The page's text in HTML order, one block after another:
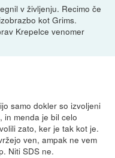
v življenju. Recimo če
kot Grims.
Krepelce venomer
samo dokler so izvoljeni
in menda je bil celo
zato, ker je tak kot je.
ven, ampak ne vem
Niti SDS ne.